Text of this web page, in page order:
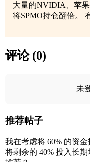
大量的NVIDIA、苹
将SPMO持仓翻倍。
评论 (0)
未
推荐帖子
我在考虑将 60% 的资
将剩余的 40% 投入长